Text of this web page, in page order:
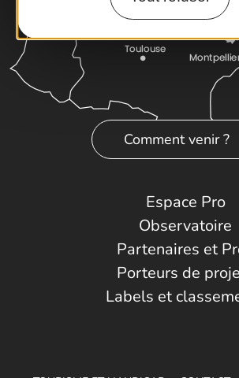
Comment venir ?
Espace Pro
Observatoire
Partenaires et
Porteurs de
Labels et